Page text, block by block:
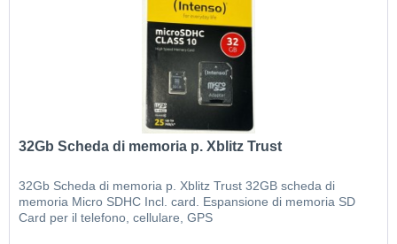
32Gb Scheda di memoria p. Xblitz Trust
32Gb Scheda di memoria p. Xblitz Trust 32GB scheda di
memoria Micro SDHC Incl. card. Espansione di memoria SD
Card per il telefono, cellulare, GPS